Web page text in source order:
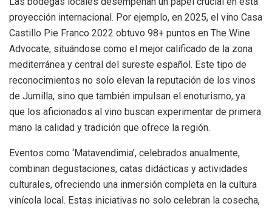
proyección internacional. Por ejemplo, en 2025, el vino Casa
Castillo Pie Franco 2022 obtuvo 98+ puntos en The Wine
Advocate, situándose como el mejor calificado de la zona
mediterránea y central del sureste español. Este tipo de
reconocimientos no solo elevan la reputación de los vinos
de Jumilla, sino que también impulsan el enoturismo, ya
que los aficionados al vino buscan experimentar de primera
mano la calidad y tradición que ofrece la región.
Eventos como ‘Matavendimia’, celebrados anualmente,
combinan degustaciones, catas didácticas y actividades
culturales, ofreciendo una inmersión completa en la cultura
vinícola local. Estas iniciativas no solo celebran la cosecha,